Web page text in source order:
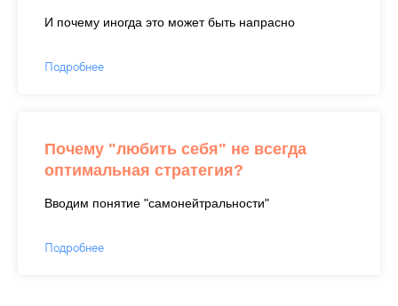
И почему иногда это может быть напрасно
Подробнее
Почему "любить себя" не всегда
оптимальная стратегия?
Вводим понятие "самонейтральности"
Подробнее